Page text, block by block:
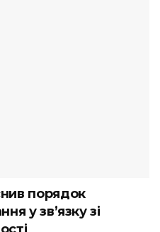
порядок
у зв’язку зі